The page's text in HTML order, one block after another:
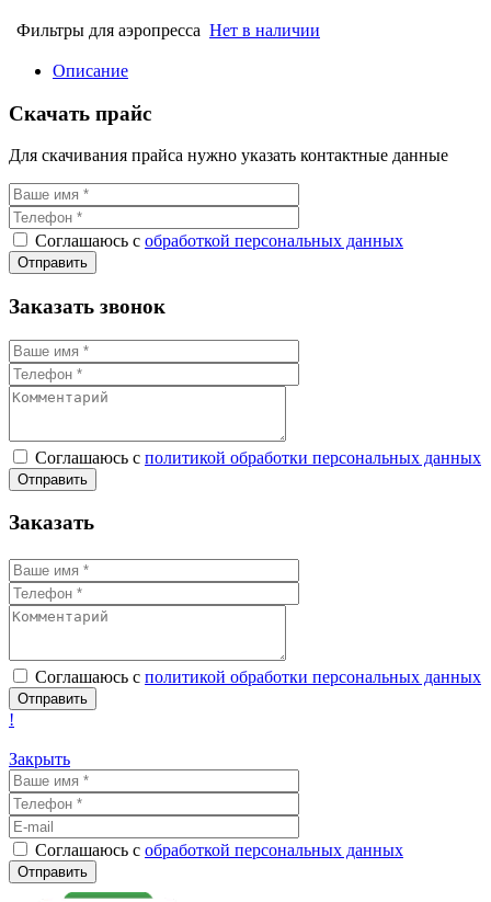
Фильтры для аэропресса Нет в наличии
Описание
Скачать прайс
Для скачивания прайса нужно указать контактные данные
Соглашаюсь с обработкой персональных данных
Заказать звонок
Соглашаюсь с политикой обработки персональных данных
Заказать
Соглашаюсь с политикой обработки персональных данных
!
Закрыть
Соглашаюсь с обработкой персональных данных